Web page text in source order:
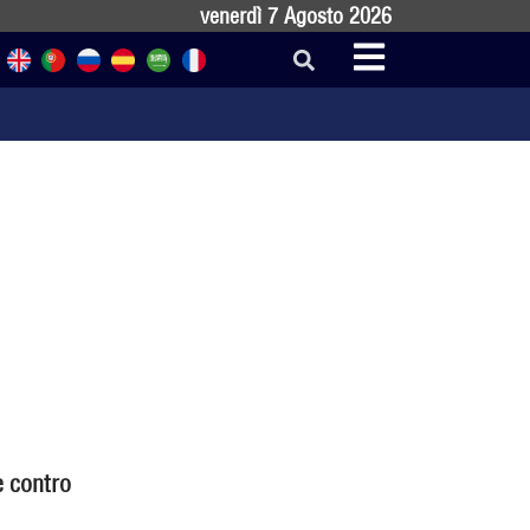
venerdì 7 Agosto 2026
contro